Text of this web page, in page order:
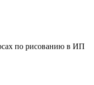
по рисованию в ИП